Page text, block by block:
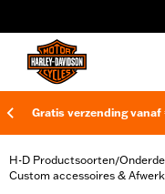
Gratis verzending
H-D Productsoorten/
Custom accessoires &